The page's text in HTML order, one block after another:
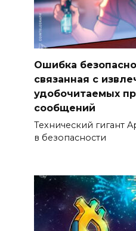
Ошибка
связанная с
удобочитаемых
сообщений
Технический гигант
в безопасности